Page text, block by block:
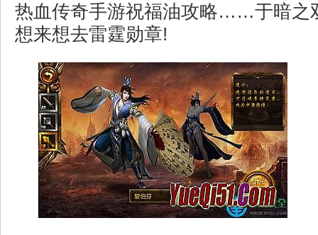
热血传奇手游祝福油攻略……于暗之
想来想去雷霆勋章!